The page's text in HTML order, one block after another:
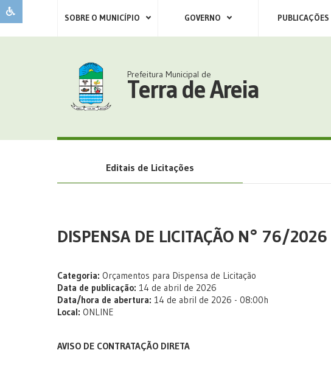
SOBRE O MUNICÍPIO GOVERNO PUBLICAÇÕES
Prefeitura Municipal de
Terra de Areia
Editais de Licitações
DISPENSA DE LICITAÇÃO N° 76/2026
Categoria: Orçamentos para Dispensa de Licitação
Data de publicação: 14 de abril de 2026
Data/hora de abertura: 14 de abril de 2026 - 08:00h
Local: ONLINE
AVISO DE CONTRATAÇÃO DIRETA